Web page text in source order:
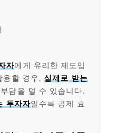
자에게 유리한 제도입
용할 경우,실제로 받는
담을 덜 수 있습니다.
투자자일수록 공제 효